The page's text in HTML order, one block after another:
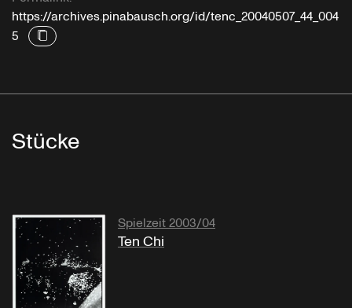
https://archives.pinabausch.org/id/tenc_20040507_44_004
5
Stücke
Spielzeit 2003/04
Ten Chi